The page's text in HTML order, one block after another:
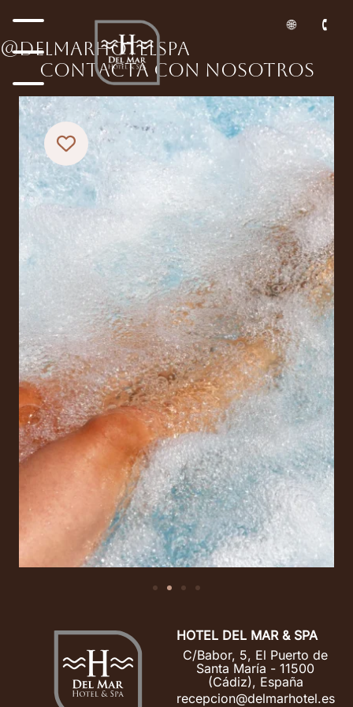
@DELMARHOTELSPA
Contacta con nosotros
HOTEL DEL MAR & SPA
C/Babor, 5, El Puerto de
Santa María - 11500
(Cádiz), España
recepcion@delmarhotel.es